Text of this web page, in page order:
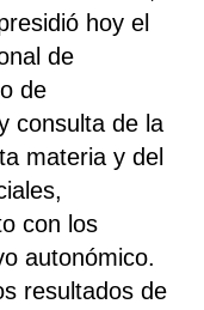
hoy el
de
de
consulta de la
materia y del
con los
autonómico.
resultados de